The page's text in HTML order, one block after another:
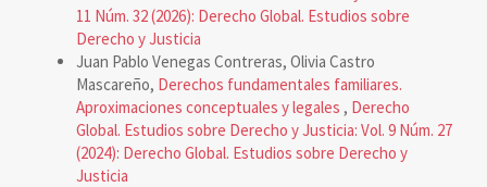
11 Núm. 32 (2026): Derecho Global. Estudios sobre
Derecho y Justicia
Juan Pablo Venegas Contreras, Olivia Castro
Mascareño, Derechos fundamentales familiares.
Aproximaciones conceptuales y legales , Derecho
Global. Estudios sobre Derecho y Justicia: Vol. 9 Núm. 27
(2024): Derecho Global. Estudios sobre Derecho y
Justicia